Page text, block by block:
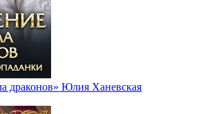
драконов» Юлия Ханевская